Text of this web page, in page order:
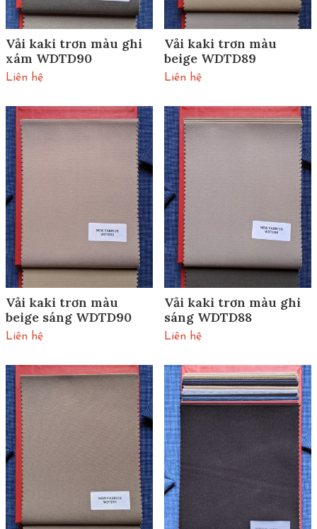
Vải kaki trơn màu ghi
xám WDTD90
Liên hệ
Vải kaki trơn màu
beige WDTD89
Liên hệ
Vải kaki trơn màu
beige sáng WDTD90
Liên hệ
Vải kaki trơn màu ghi
sáng WDTD88
Liên hệ